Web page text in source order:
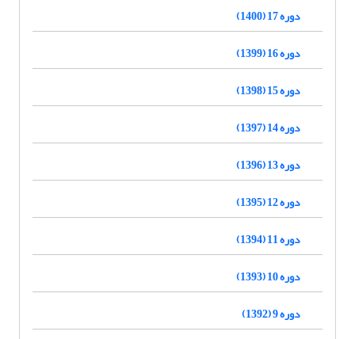
دوره 17 (1400)
دوره 16 (1399)
دوره 15 (1398)
دوره 14 (1397)
دوره 13 (1396)
دوره 12 (1395)
دوره 11 (1394)
دوره 10 (1393)
دوره 9 (1392)